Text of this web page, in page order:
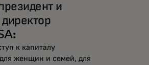
и
к капиталу
женщин и семей, для